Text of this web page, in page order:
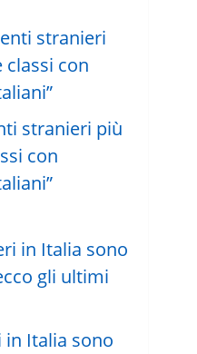
stranieri più
con
Italia sono